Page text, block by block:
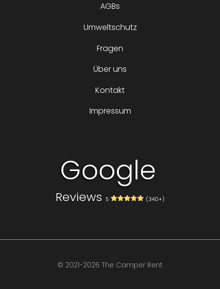
AGBs
Umweltschutz
Fragen
Über uns
Kontakt
Impressum
Google
Reviews 5 (340+)
© 2021-2026 The Camper Rent